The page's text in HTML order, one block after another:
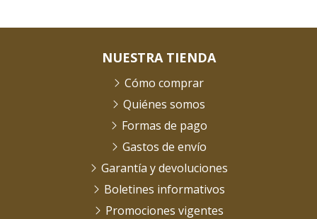
NUESTRA TIENDA
Cómo comprar
Quiénes somos
Formas de pago
Gastos de envío
Garantía y devoluciones
Boletines informativos
Promociones vigentes